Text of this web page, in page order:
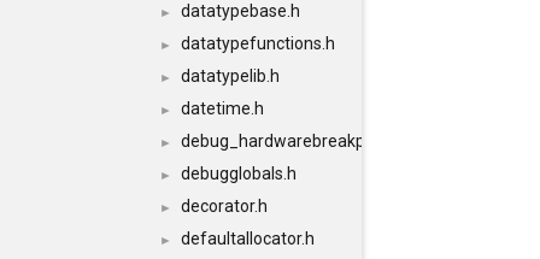
► datatypebase.h
► datatypefunctions.h
► datatypelib.h
► datetime.h
► debug_hardwarebreakpoints.h
► debugglobals.h
► decorator.h
► defaultallocator.h